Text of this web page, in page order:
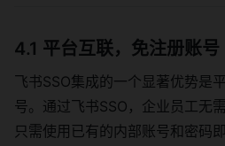
4.1 平台互联，免注册账号
飞书SSO集成的一个显著优势是
号。通过飞书SSO，企业员工无
只需使用已有的内部账号和密码